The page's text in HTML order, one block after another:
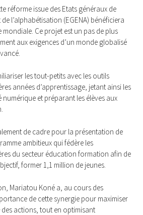
réforme issue des Etats généraux de
l’alphabétisation (EGENA) bénéficiera
Ce projet est un pas de plus
aux exigences d’un monde globalisé
les tout-petits avec les outils
années d’apprentissage, jetant ainsi les
numérique et préparant les élèves aux
de cadre pour la présentation de
ambitieux qui fédère les
du secteur éducation formation afin de
former 1,1 million de jeunes.
Mariatou Koné a, au cours des
de cette synergie pour maximiser
des actions, tout en optimisant